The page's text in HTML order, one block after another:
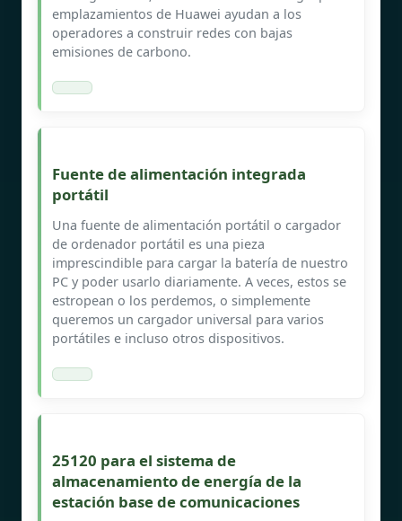
emplazamientos de Huawei ayudan a los
operadores a construir redes con bajas
emisiones de carbono.
Fuente de alimentación integrada
portátil
Una fuente de alimentación portátil o cargador
de ordenador portátil es una pieza
imprescindible para cargar la batería de nuestro
PC y poder usarlo diariamente. A veces, estos se
estropean o los perdemos, o simplemente
queremos un cargador universal para varios
portátiles e incluso otros dispositivos.
25120 para el sistema de
almacenamiento de energía de la
estación base de comunicaciones